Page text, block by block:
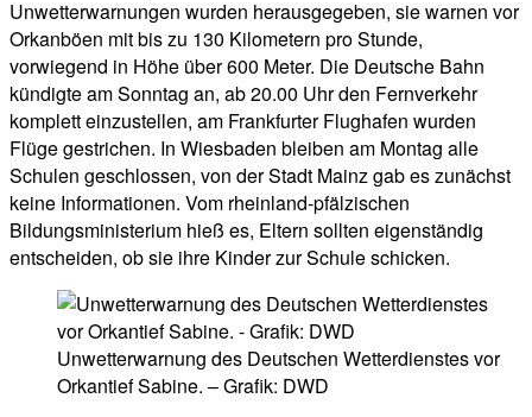
Unwetterwarnungen wurden herausgegeben, sie warnen vor
Orkanböen mit bis zu 130 Kilometern pro Stunde,
vorwiegend in Höhe über 600 Meter. Die Deutsche Bahn
kündigte am Sonntag an, ab 20.00 Uhr den Fernverkehr
komplett einzustellen, am Frankfurter Flughafen wurden
Flüge gestrichen. In Wiesbaden bleiben am Montag alle
Schulen geschlossen, von der Stadt Mainz gab es zunächst
keine Informationen. Vom rheinland-pfälzischen
Bildungsministerium hieß es, Eltern sollten eigenständig
entscheiden, ob sie ihre Kinder zur Schule schicken.
Unwetterwarnung des Deutschen Wetterdienstes vor
Orkantief Sabine. – Grafik: DWD